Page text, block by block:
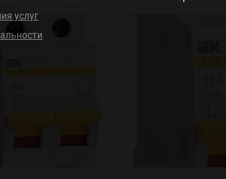
услуг